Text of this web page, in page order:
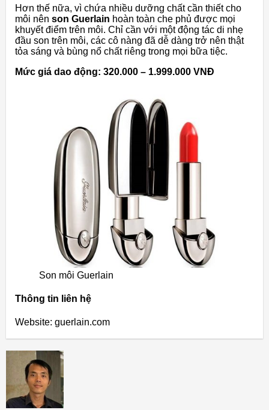
Hơn thế nữa, vì chứa nhiều dưỡng chất cần thiết cho
môi nên son Guerlain hoàn toàn che phủ được mọi
khuyết điểm trên môi. Chỉ cần với một động tác di nhẹ
đầu son trên môi, các cô nàng đã dễ dàng trở nên thật
tỏa sáng và bùng nổ chất riêng trong mọi bữa tiệc.
Mức giá dao động: 320.000 – 1.999.000 VNĐ
Son môi Guerlain
Thông tin liên hệ
Website: guerlain.com